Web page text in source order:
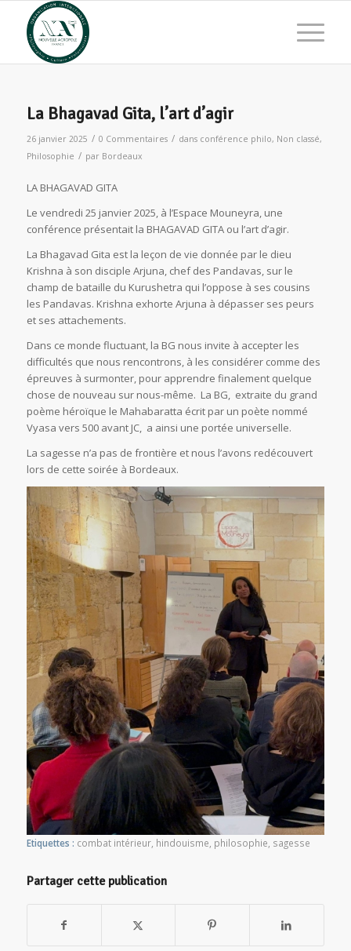
La Bhagavad Gita, l’art d’agir
26 janvier 2025 / 0 Commentaires / dans conférence philo, Non classé,
Philosophie / par Bordeaux
LA BHAGAVAD GITA
Le vendredi 25 janvier 2025, à l’Espace Mouneyra, une
conférence présentait la BHAGAVAD GITA ou l’art d’agir.
La Bhagavad Gita est la leçon de vie donnée par le dieu
Krishna à son disciple Arjuna, chef des Pandavas, sur le
champ de bataille du Kurushetra qui l’oppose à ses cousins
les Pandavas. Krishna exhorte Arjuna à dépasser ses peurs
et ses attachements.
Dans ce monde fluctuant, la BG nous invite à accepter les
difficultés que nous rencontrons, à les considérer comme des
épreuves à surmonter, pour apprendre finalement quelque
chose de nouveau sur nous-même. La BG, extraite du grand
poème héroïque le Mahabaratta écrit par un poète nommé
Vyasa vers 500 avant JC, a ainsi une portée universelle.
La sagesse n’a pas de frontière et nous l’avons redécouvert
lors de cette soirée à Bordeaux.
Etiquettes : combat intérieur, hindouisme philosophie sagesse
Partager cette publication